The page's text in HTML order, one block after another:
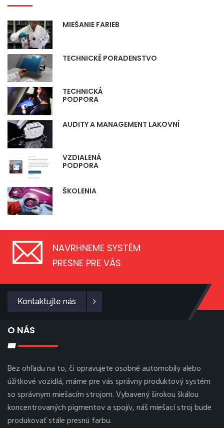
MIEŠANIE FARIEB
TECHNICKÉ PORADENSTVO
TECHNICKÁ
PODPORA
AUDITY A MANAGEMENT LAKOVNÍ
VZDIALENÁ
PODPORA
ŠKOLENIA
NAVRHNEME SYSTÉM
PRESNE PRE VÁS
Kontaktujte nás
O NÁS
Bez ohľadu na to, či opravujete osobné automobily alebo
úžitkové vozidlá, máme pre vás správny produktový systém
so správnym miešacím strojom. Vybavený širokou škálou
koncentrovaných pigmentov a spojív, náš miešací stroj bude
produkovať stále presnú farbu.